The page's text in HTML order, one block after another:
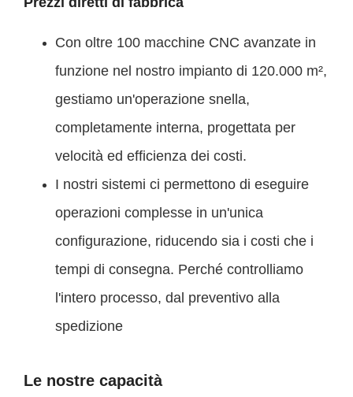
Con oltre 100 macchine CNC avanzate in
funzione nel nostro impianto di 120.000 m²,
gestiamo un'operazione snella,
completamente interna, progettata per
velocità ed efficienza dei costi.
I nostri sistemi ci permettono di eseguire
operazioni complesse in un'unica
configurazione, riducendo sia i costi che i
tempi di consegna. Perché controlliamo
l'intero processo, dal preventivo alla
spedizione
Le nostre capacità